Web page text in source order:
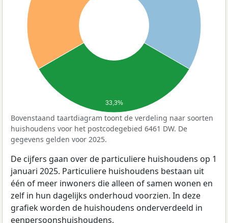
33,3%
Bovenstaand taartdiagram toont de verdeling naar soorten
huishoudens voor het postcodegebied 6461 DW. De
gegevens gelden voor 2025.
De cijfers gaan over de particuliere huishoudens op 1
januari 2025. Particuliere huishoudens bestaan uit
één of meer inwoners die alleen of samen wonen en
zelf in hun dagelijks onderhoud voorzien. In deze
grafiek worden de huishoudens onderverdeeld in
eenpersoonshuishoudens,